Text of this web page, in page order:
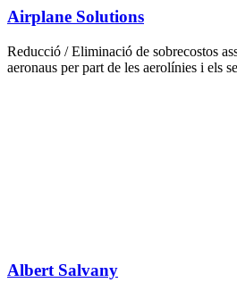
Airplane Solutions
Reducció / Eliminació de sobrecostos
aeronaus per part de les aerolínies i els
Albert Salvany